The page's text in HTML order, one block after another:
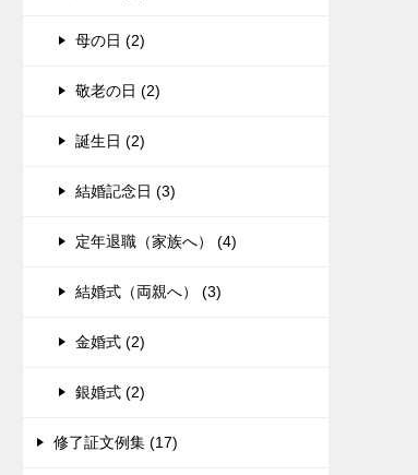
母の日 (2)
敬老の日 (2)
誕生日 (2)
結婚記念日 (3)
定年退職（家族へ） (4)
結婚式（両親へ） (3)
金婚式 (2)
銀婚式 (2)
修了証文例集 (17)